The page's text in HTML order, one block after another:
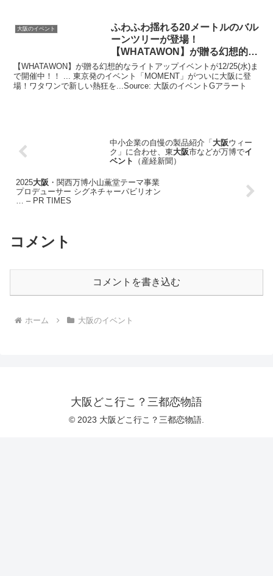
大阪のイベント
ふわふわ揺れる20メートルのバル
ーンツリーが登場！
【WHATAWON】が贈る幻想的な
ライト …
【WHATAWON】が贈る幻想的なライトアップイベントが12/25(水)ま
で開催中！！ ... 東京発のイベント「MOMENT」がついに大阪に登
場！ワタワンで新しい熱狂を...Source: 大阪のイベントGアラート
中小企業の自慢の製品紹介「大阪ウィー
ク」に合わせ、東大阪市などが万博でイ
ベント
（産経新聞）
2025大阪 ・関西万博小山薫堂テーマ事業
プロデューサー シグネチャーパビリオン
… – PR TIMES
コメント
コメントを書き込む
ホーム 大阪のイベント
大阪どこ行こ？三都恋物語
© 2023 大阪どこ行こ？三都恋物語.